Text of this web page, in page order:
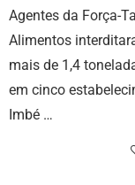
Agentes da Força-
Alimentos
mais de 1,4
em cinco
Imbé …